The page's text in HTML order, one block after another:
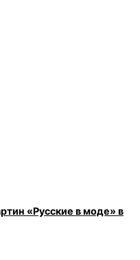
«Русские в моде» в